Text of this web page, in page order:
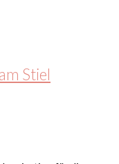
Stiel